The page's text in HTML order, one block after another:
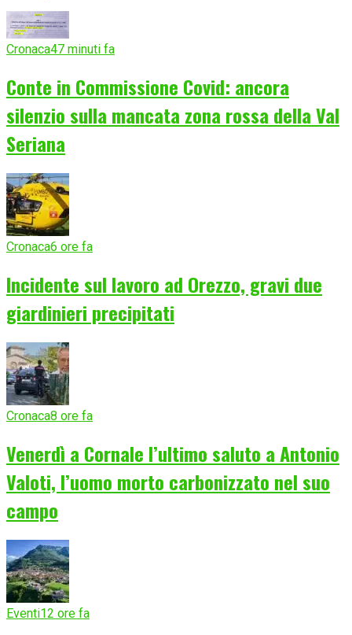
Cronaca47 minuti fa
Conte in Commissione Covid: ancora
silenzio sulla mancata zona rossa della Val
Seriana
Cronaca6 ore fa
Incidente sul lavoro ad Orezzo, gravi due
giardinieri precipitati
Cronaca8 ore fa
Venerdì a Cornale l’ultimo saluto a Antonio
Valoti, l’uomo morto carbonizzato nel suo
campo
Eventi12 ore fa